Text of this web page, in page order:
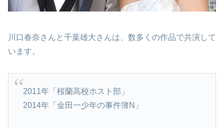
川口春奈さんと千葉雄大さんは、数多くの作品で共演して
います。
2011年「桜蘭高校ホスト部」
2014年「金田一少年の事件簿N」